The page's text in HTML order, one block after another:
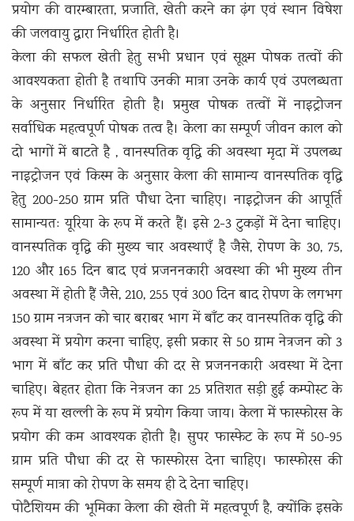
प्रयोग की वारम्बारता, प्रजाति, खेती करने का ढ़ंग एवं स्थान विषेश
की जलवायु द्वारा निर्धारित होती है।
केला की सफल खेती हेतु सभी प्रधान एवं सूक्ष्म पोषक तत्वों की
आवश्यकता होती है तथापि उनकी मात्रा उनके कार्य एवं उपलब्धता
के अनुसार निर्धारित होती है। प्रमुख पोषक तत्वों में नाइट्रोजन
सर्वाधिक महत्वपूर्ण पोषक तत्व है। केला का सम्पूर्ण जीवन काल को
दो भागों में बाटते है , वानस्पतिक वृद्धि की अवस्था मृदा में उपलब्ध
नाइट्रोजन एवं किस्म के अनुसार केला की सामान्य वानस्पतिक वृद्धि
हेतु 200-250 ग्राम प्रति पौधा देना चाहिए। नाइट्रोजन की आपूर्ति
सामान्यतः यूरिया के रूप में करते हैं। इसे 2-3 टुकड़ों में देना चाहिए।
वानस्पतिक वृद्धि की मुख्य चार अवस्थाएँ है जैसे, रोपण के 30, 75,
120 और 165 दिन बाद एवं प्रजननकारी अवस्था की भी मुख्य तीन
अवस्था में होती हैं जैसे, 210, 255 एवं 300 दिन बाद रोपण के लगभग
150 ग्राम नत्रजन को चार बराबर भाग में बाँट कर वानस्पतिक वृद्धि की
अवस्था में प्रयोग करना चाहिए, इसी प्रकार से 50 ग्राम नेत्रजन को 3
भाग में बाँट कर प्रति पौधा की दर से प्रजननकारी अवस्था में देना
चाहिए। बेहतर होता कि नेत्रजन का 25 प्रतिशत सड़ी हुई कम्पोस्ट के
रूप में या खल्ली के रूप में प्रयोग किया जाय। केला में फास्फोरस के
प्रयोग की कम आवश्यक होती है। सुपर फास्फेट के रूप में 50-95
ग्राम प्रति पौधा की दर से फास्फोरस देना चाहिए। फास्फोरस की
सम्पूर्ण मात्रा को रोपण के समय ही दे देना चाहिए।
पोटैशियम की भूमिका केला की खेती में महत्वपूर्ण है, क्योंकि इसके